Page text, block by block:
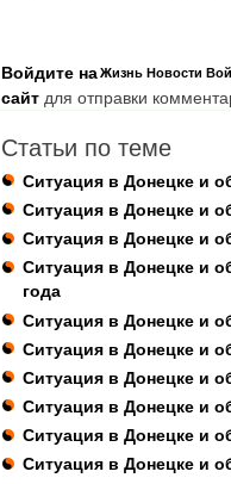
Жизнь Новости
Войдите на
сайт для отправки
Статьи по теме
Ситуация в Донецке и
Ситуация в Донецке и
Ситуация в Донецке и
Ситуация в Донецке и
года
Ситуация в Донецке и
Ситуация в Донецке и
Ситуация в Донецке и
Ситуация в Донецке и
Ситуация в Донецке и
Ситуация в Донецке и